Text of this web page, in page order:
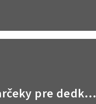
pre dedka: